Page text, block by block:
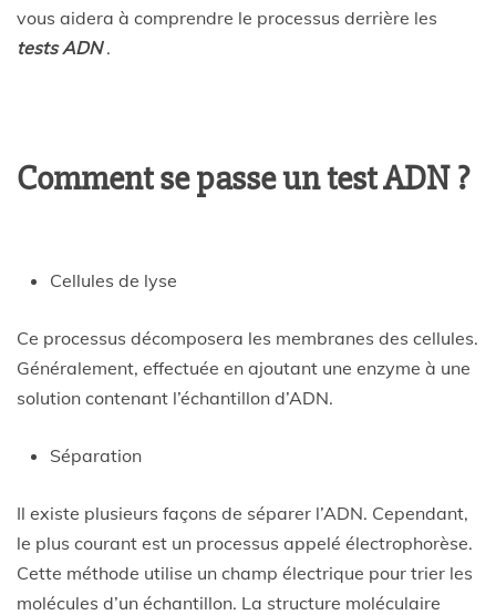
vous aidera à comprendre le processus derrière les
tests ADN.
Comment se passe un test ADN ?
Cellules de lyse
Ce processus décomposera les membranes des cellules.
Généralement, effectuée en ajoutant une enzyme à une
solution contenant l’échantillon d’ADN.
Séparation
Il existe plusieurs façons de séparer l’ADN. Cependant,
le plus courant est un processus appelé électrophorèse.
Cette méthode utilise un champ électrique pour trier les
molécules d’un échantillon. La structure moléculaire